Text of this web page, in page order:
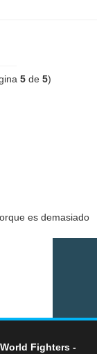
5de 5)
es demasiado
Fighters -